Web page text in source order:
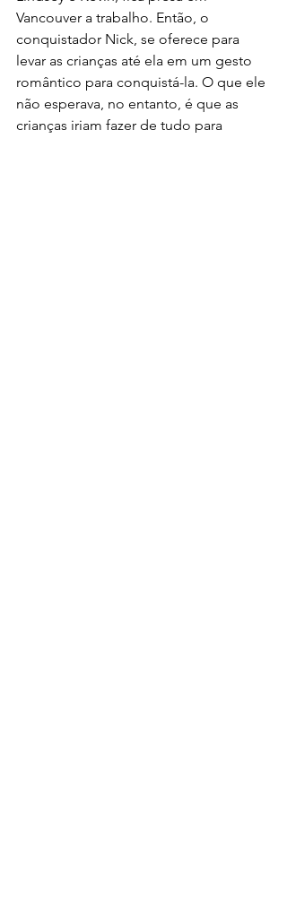
Vancouver a trabalho. Então, o
conquistador Nick, se oferece para
levar as crianças até ela em um gesto
romântico para conquistá-la. O que ele
não esperava, no entanto, é que as
crianças iriam fazer de tudo para